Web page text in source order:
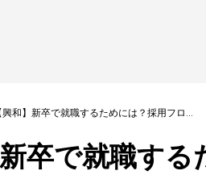
【興和】新卒で就職するためには？採用フローや選考対策を徹底解説！
新卒で就職す